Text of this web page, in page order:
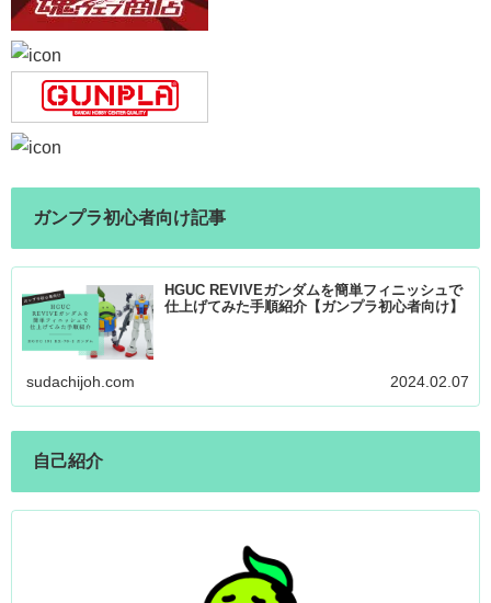
ガンプラ初心者向け記事
HGUC REVIVEガンダムを簡単フィニッシュで
仕上げてみた手順紹介【ガンプラ初心者向け】
sudachijoh.com 2024.02.07
自己紹介